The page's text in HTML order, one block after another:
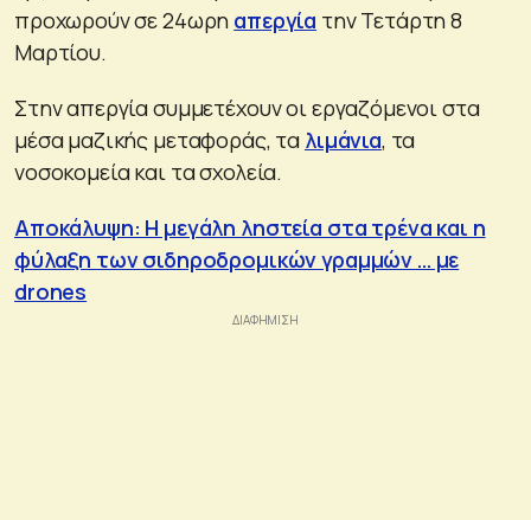
προχωρούν σε 24ωρη απεργία την Τετάρτη 8
Μαρτίου.
Στην απεργία συμμετέχουν οι εργαζόμενοι στα
μέσα μαζικής μεταφοράς, τα λιμάνια, τα
νοσοκομεία και τα σχολεία.
Aποκάλυψη: Η μεγάλη ληστεία στα τρένα και η
φύλαξη των σιδηροδρομικών γραμμών … με
drones